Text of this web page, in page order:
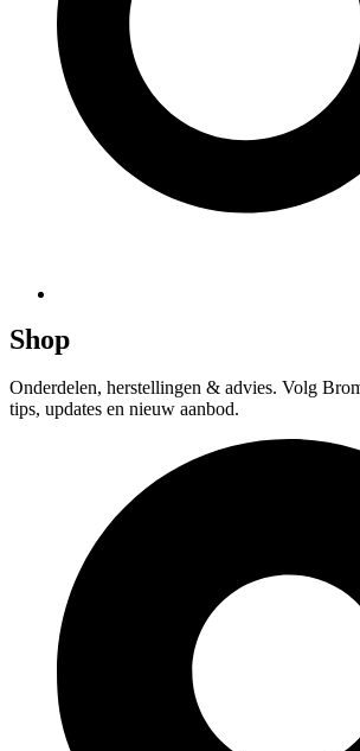
Shop
Onderdelen, herstellingen & advies. Volg
tips, updates en nieuw aanbod.